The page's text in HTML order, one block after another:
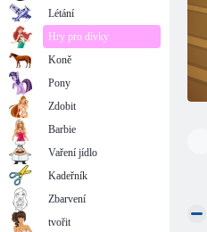
Létání
Hry pro dívky
Koně
Pony
Zdobit
Barbie
Vaření jídlo
Kadeřník
Zbarvení
tvořit